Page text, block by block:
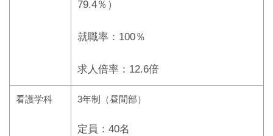
79.4％）
就職率：100％
求人倍率：12.6倍
看護学科 3年制（昼間部）
定員：40名